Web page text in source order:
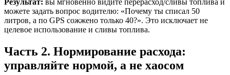
Результат: вы мгновенно видите перерасход/сливы топлива и
можете задать вопрос водителю: «Почему ты списал 50
литров, а по GPS сожжено только 40?». Это исключает не
целевое использование и сливы топлива.
Часть 2. Нормирование расхода:
управляйте нормой, а не хаосом